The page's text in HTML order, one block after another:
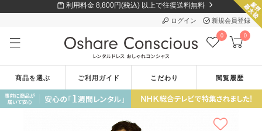
利用料金 8,800円(税込) 以上で往復送料無料
ログイン 新規会員登録
0 0
商品を選ぶ ご利用ガイド こだわり 閲覧履歴